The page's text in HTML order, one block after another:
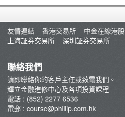
簡介
輝立課程
講師
條款及細則
郭樹鈿博士股票期權策略班
George Au期權實戰技巧分享班
咖啡拉花工作坊
友情連結
香港交易所 中金在線港股
上海証券交易所
深圳証券交易所
聯絡我們
請即聯絡你的客戶主任或致電我們。
輝立金融進修中心及各項投資課程
電話 : (852) 2277 6536
電郵 : course@phillip.com.hk